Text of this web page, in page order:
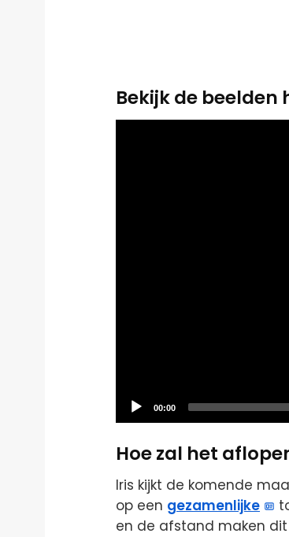
Bekijk de beelden
Current
00:00
Hoe zal het
Iris kijkt de komende
op een gezamenlijke
en de afstand maken